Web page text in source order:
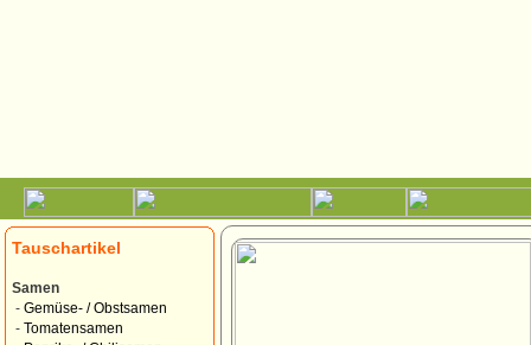
Tauschartikel
Samen
- Gemüse- / Obstsamen
- Tomatensamen